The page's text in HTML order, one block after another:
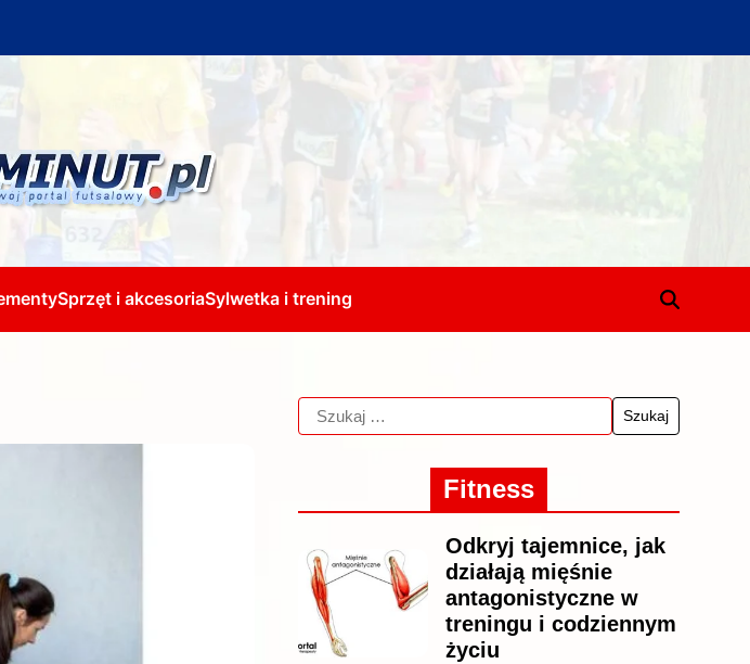
Sprzęt i akcesoriaSylwetka i trening
Fitness
Odkryj tajemnice, jak
działają mięśnie
antagonistyczne w
treningu i codziennym
życiu